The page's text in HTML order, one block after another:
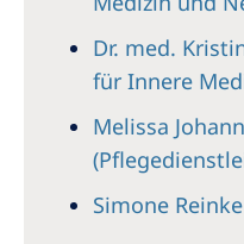
Dr. med.
für Innere
Melissa
Simone